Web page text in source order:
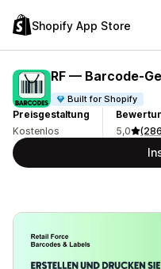
Shopify App Store
RF —
Built for Shopify
Preisgestaltung
Kostenlos
5,0